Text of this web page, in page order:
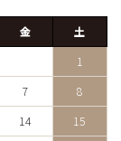
金
土
1
7
8
14
15